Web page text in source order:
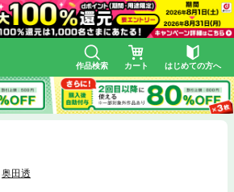
作品検索 カート はじめての方へ
奥田透